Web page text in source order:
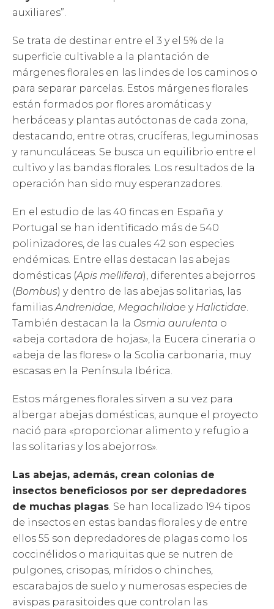
auxiliares”.
Se trata de destinar entre el 3 y el 5% de la
superficie cultivable a la plantación de
márgenes florales en las lindes de los caminos o
para separar parcelas. Estos márgenes florales
están formados por flores aromáticas y
herbáceas y plantas autóctonas de cada zona,
destacando, entre otras, crucíferas, leguminosas
y ranunculáceas. Se busca un equilibrio entre el
cultivo y las bandas florales. Los resultados de la
operación han sido muy esperanzadores.
En el estudio de las 40 fincas en España y
Portugal se han identificado más de 540
polinizadores, de las cuales 42 son especies
endémicas. Entre ellas destacan las abejas
domésticas (Apis mellifera), diferentes abejorros
(Bombus) y dentro de las abejas solitarias, las
familiasAndrenidae, Megachilidae yHalictidae.
También destacan la la Osmia aurulenta o
«abeja cortadora de hojas», la Eucera cineraria o
«abeja de las flores» o la Scolia carbonaria, muy
escasas en la Península Ibérica.
Estos márgenes florales sirven a su vez para
albergar abejas domésticas, aunque el proyecto
nació para «proporcionar alimento y refugio a
las solitarias y los abejorros».
Las abejas, además, crean colonias de
insectos beneficiosos por ser depredadores
de muchas plagas. Se han localizado 194 tipos
de insectos en estas bandas florales y de entre
ellos 55 son depredadores de plagas como los
coccinélidos o mariquitas que se nutren de
pulgones, crisopas, míridos o chinches,
escarabajos de suelo y numerosas especies de
avispas parasitoides que controlan las